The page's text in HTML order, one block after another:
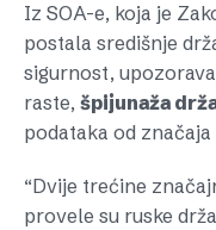
Iz SOA-e, koja je
postala središnje
sigurnost,
raste, špijunaža
podataka od
“Dvije trećine
provele su ruske